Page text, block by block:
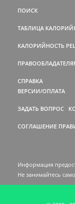
ПОИСК
ТАБЛИЦА
КАЛОРИЙНОСТЬ
СПРАВКА
ВЕРСИИ/ОПЛАТА
ЗАДАТЬ ВОПРОС
СОГЛАШЕНИЕ
Информация
Не занимайтесь